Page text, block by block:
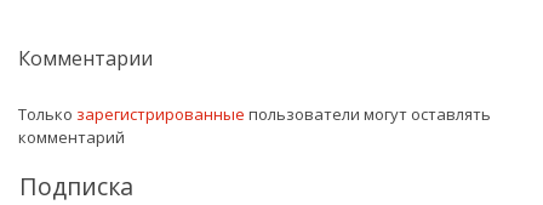
Комментарии
Только зарегистрированные пользователи могут оставлять
комментарий
Подписка